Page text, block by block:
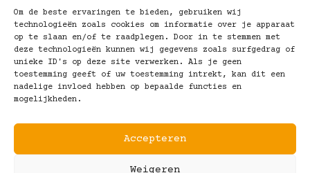
Om de beste ervaringen te bieden, gebruiken wij
technologieën zoals cookies om informatie over je apparaat
op te slaan en/of te raadplegen. Door in te stemmen met
deze technologieën kunnen wij gegevens zoals surfgedrag of
unieke ID's op deze site verwerken. Als je geen
toestemming geeft of uw toestemming intrekt, kan dit een
nadelige invloed hebben op bepaalde functies en
mogelijkheden.
Accepteren
Weigeren
info@kootbrillen.nl
Volg Ons!
Copyright © 2025 Koot Brillen